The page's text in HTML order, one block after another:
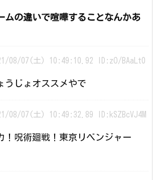
ムの違いで喧嘩することなんかあ
08/07(土) 10:49:10.92 ID:zO/BAaLt0
うじょオススメやで
08/07(土) 10:49:32.89 ID:kSZBcVJ4M
！呪術廻戦！東京リベンジャー